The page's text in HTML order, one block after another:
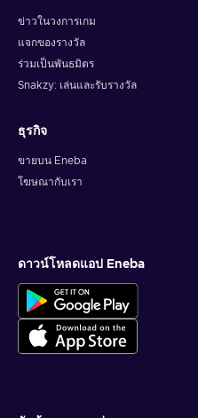
ข่าวในวงการเกม
แจกของรางวัล
ร่วมเป็นพันธมิตร
Snakzy: เล่นและรับรางวัล
ธุรกิจ
ขายบน Eneba
โฆษณากับเรา
ดาวน์โหลดแอป Eneba